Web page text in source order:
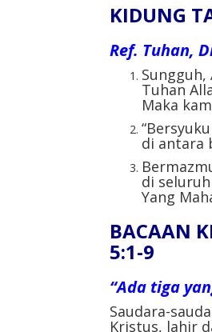
KIDUNG
Ref. Tuhan,
Tuhan
Maka
di antara
di
Yang
BACAAN
5:1-9
“Ada tiga
Saudara-
Kristus, lahir